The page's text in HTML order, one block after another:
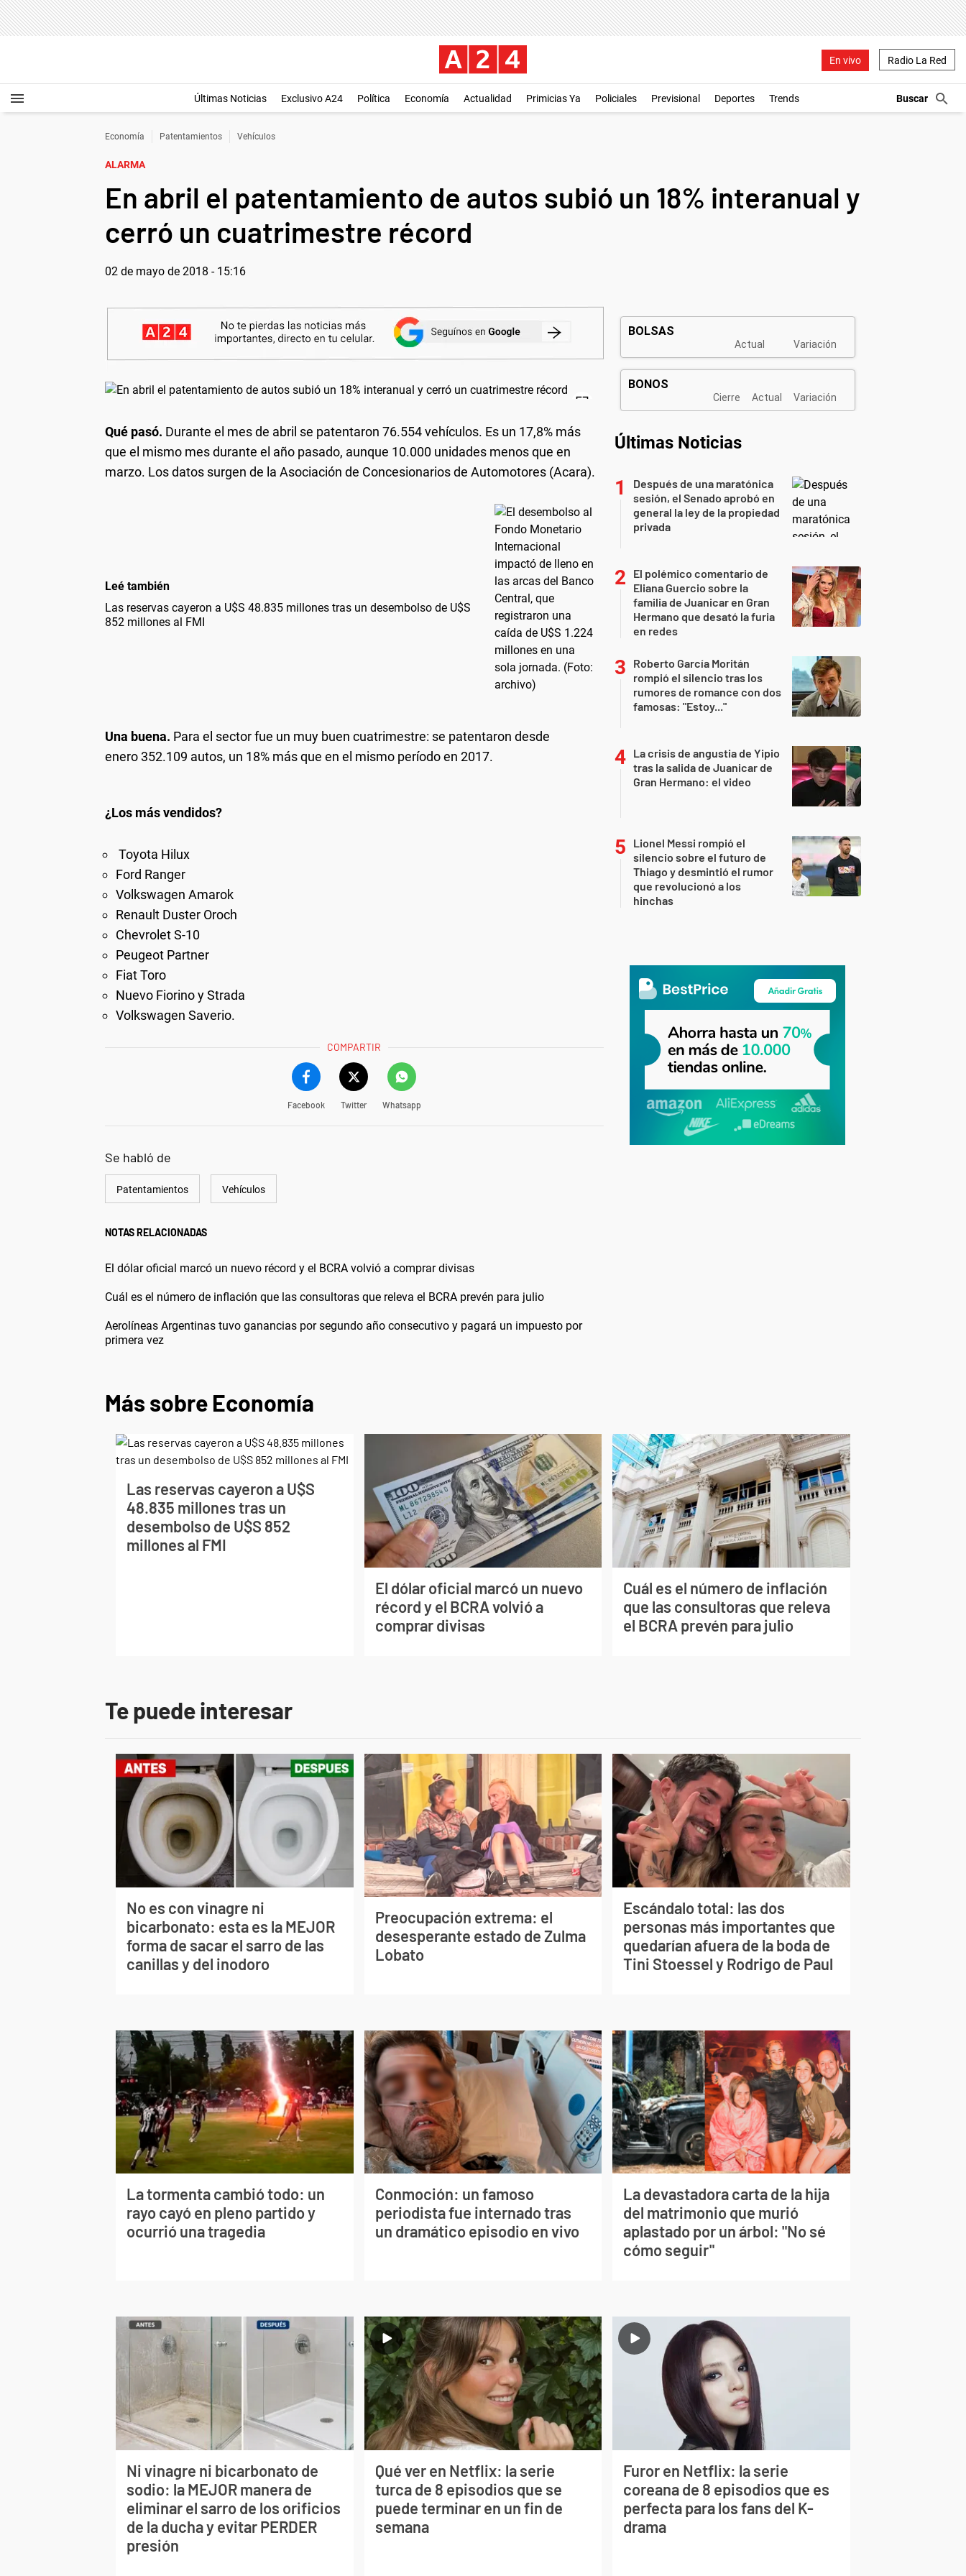
En vivo Radio La Red
Últimas Noticias Exclusivo A24 Política Economía Actualidad Primicias Ya Policiales Previsional Deportes Trends
Economía Patentamientos Vehículos
ALARMA
En abril el patentamiento de autos subió un 18% interanual y
cerró un cuatrimestre récord
02 de mayo de 2018 - 15:16
Qué pasó. Durante el mes de abril se patentaron 76.554 vehículos. Es un 17,8% más
que el mismo mes durante el año pasado, aunque 10.000 unidades menos que en
marzo. Los datos surgen de la Asociación de Concesionarios de Automotores (Acara).
Leé también
Las reservas cayeron a U$S 48.835 millones tras un desembolso de U$S
852 millones al FMI
Una buena. Para el sector fue un muy buen cuatrimestre: se patentaron desde
enero 352.109 autos, un 18% más que en el mismo período en 2017.
¿Los más vendidos?
Toyota Hilux
Ford Ranger
Volkswagen Amarok
Renault Duster Oroch
Chevrolet S-10
Peugeot Partner
Fiat Toro
Nuevo Fiorino y Strada
Volkswagen Saverio.
COMPARTIR
Facebook Twitter Whatsapp
Se habló de
Patentamientos Vehículos
NOTAS RELACIONADAS
El dólar oficial marcó un nuevo récord y el BCRA volvió a comprar divisas
Cuál es el número de inflación que las consultoras que releva el BCRA prevén para julio
Aerolíneas Argentinas tuvo ganancias por segundo año consecutivo y pagará un impuesto por
primera vez
Últimas Noticias
Después de una maratónica
sesión, el Senado aprobó en
general la ley de la propiedad
privada
El polémico comentario de
Eliana Guercio sobre la
familia de Juanicar en Gran
Hermano que desató la furia
en redes
Roberto García Moritán
rompió el silencio tras los
rumores de romance con dos
famosas: "Estoy..."
La crisis de angustia de Yipio
tras la salida de Juanicar de
Gran Hermano: el video
Lionel Messi rompió el
silencio sobre el futuro de
Thiago y desmintió el rumor
que revolucionó a los
hinchas
Más sobre Economía
Las reservas cayeron a U$S
48.835 millones tras un
desembolso de U$S 852
millones al FMI
El dólar oficial marcó un nuevo
récord y el BCRA volvió a
comprar divisas
Cuál es el número de inflación
que las consultoras que releva
el BCRA prevén para julio
Te puede interesar
No es con vinagre ni
bicarbonato: esta es la MEJOR
forma de sacar el sarro de las
canillas y del inodoro
Preocupación extrema: el
desesperante estado de Zulma
Lobato
Escándalo total: las dos
personas más importantes que
quedarían afuera de la boda de
Tini Stoessel y Rodrigo de Paul
La tormenta cambió todo: un
rayo cayó en pleno partido y
ocurrió una tragedia
Conmoción: un famoso
periodista fue internado tras
un dramático episodio en vivo
La devastadora carta de la hija
del matrimonio que murió
aplastado por un árbol: "No sé
cómo seguir"
Ni vinagre ni bicarbonato de
sodio: la MEJOR manera de
eliminar el sarro de los orificios
de la ducha y evitar PERDER
presión
Qué ver en Netflix: la serie
turca de 8 episodios que se
puede terminar en un fin de
semana
Furor en Netflix: la serie
coreana de 8 episodios que es
perfecta para los fans del K-
drama